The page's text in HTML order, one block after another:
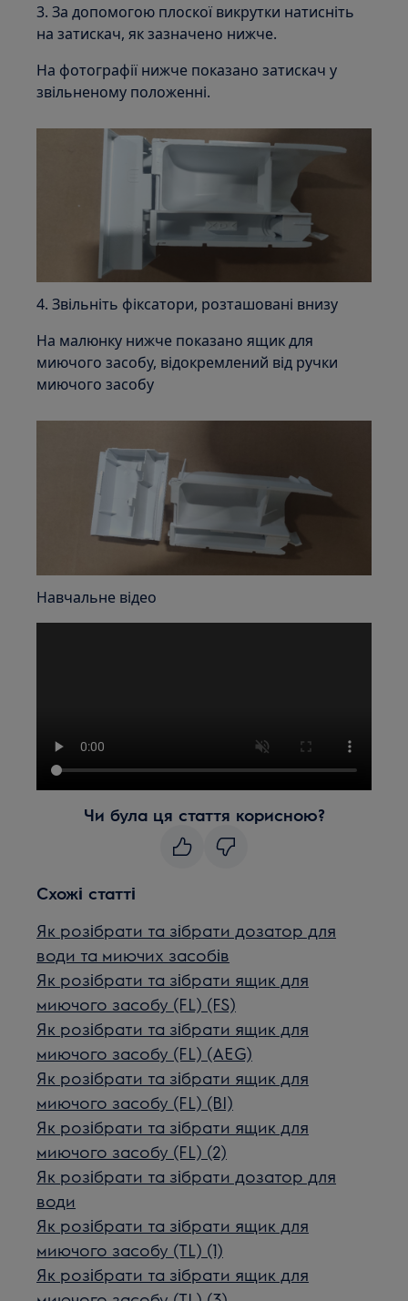
3. За допомогою плоскої викрутки натисніть
на затискач, як зазначено нижче.
На фотографії нижче показано затискач у
звільненому положенні.
4. Звільніть фіксатори, розташовані внизу
На малюнку нижче показано ящик для
миючого засобу, відокремлений від ручки
миючого засобу
Навчальне відео
Чи була ця стаття корисною?
Схожі статті
Як розібрати та зібрати дозатор для
води та миючих засобів
Як розібрати та зібрати ящик для
миючого засобу (FL) (FS)
Як розібрати та зібрати ящик для
миючого засобу (FL) (AEG)
Як розібрати та зібрати ящик для
миючого засобу (FL) (BI)
Як розібрати та зібрати ящик для
миючого засобу (FL) (2)
Як розібрати та зібрати дозатор для
води
Як розібрати та зібрати ящик для
миючого засобу (TL) (1)
Як розібрати та зібрати ящик для